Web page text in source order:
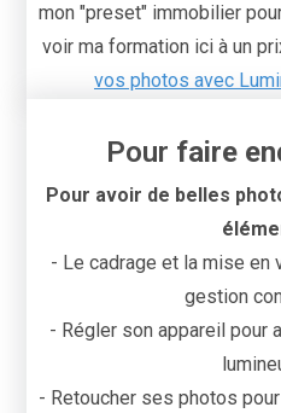
mon "preset" immobilier
voir ma formation ici à un
vos photos avec
Pour faire
Pour avoir de belles
- Le cadrage et la mise en
gestion
- Régler son appareil pour
- Retoucher ses photos